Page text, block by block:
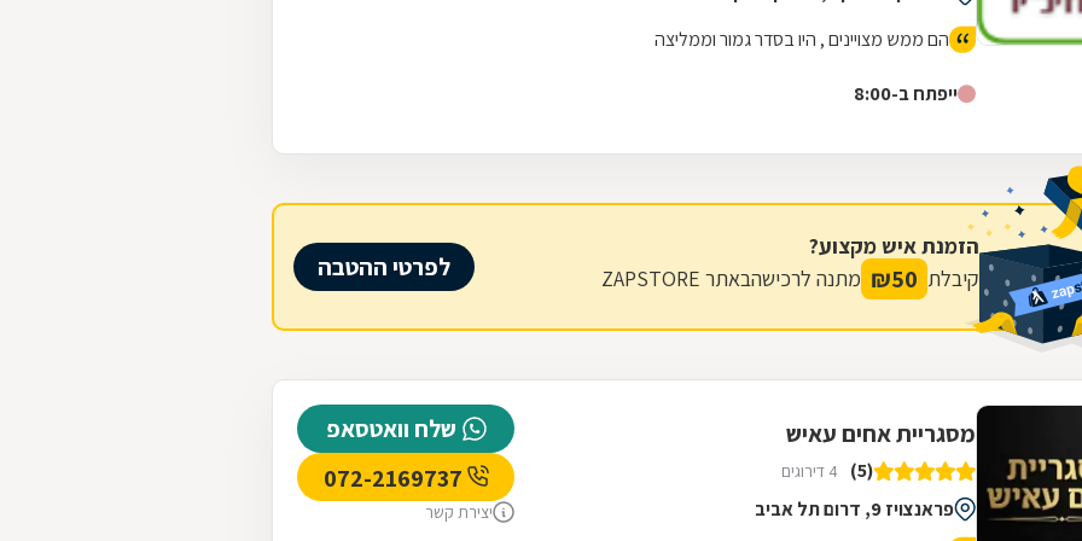
הם ממש מצויינים , היו בסדר גמור וממליצה
ייפתח ב-8:00
הזמנת איש מקצוע?
קיבלת 50
₪ מתנה לרכישהבאתר ZAPSTORE לפרטי ההטבה
מסגריית אחים עאיש
(5) 4 דירוגים
פראנצויז 9, דרום תל אביב
שלח וואטסאפ
יצירת קשר